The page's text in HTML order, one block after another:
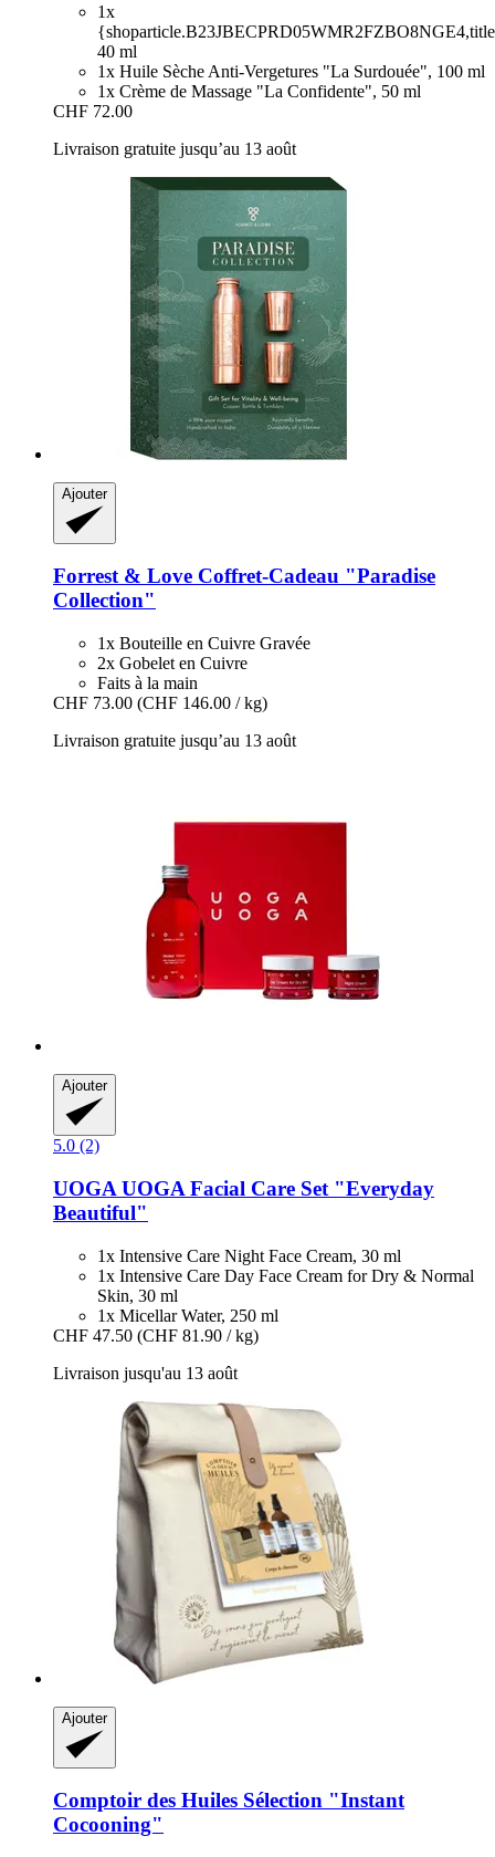
1x
40 ml
1x Huile Sèche Anti-Vergetures "La Surdouée", 100 ml
1x Crème de Massage "La Confidente", 50 ml
CHF 72.00
Livraison gratuite jusqu’au 13 août
Ajouter
Forrest & Love Coffret-​Cadeau "Paradise
Collection"
1x Bouteille en Cuivre Gravée
2x Gobelet en Cuivre
Faits à la main
CHF 73.00 (CHF 146.00 / kg)
Livraison gratuite jusqu’au 13 août
Ajouter
5.0 (2)
UOGA UOGA Facial Care Set "Everyday
Beautiful"
1x Intensive Care Night Face Cream, 30 ml
1x Intensive Care Day Face Cream for Dry & Normal
Skin, 30 ml
1x Micellar Water, 250 ml
CHF 47.50 (CHF 81.90 / kg)
Livraison jusqu'au 13 août
Ajouter
Comptoir des Huiles Sélection "Instant
Cocooning"